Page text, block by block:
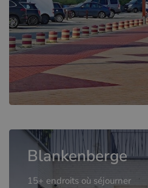
Blankenberge
15+ endroits où séjourner